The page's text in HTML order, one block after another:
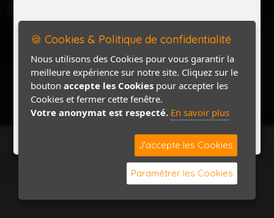
🍪 Cookies & Politique de confidentialité
Nous utilisons des Cookies pour vous garantir la
meilleure expérience sur notre site. Cliquez sur le
bouton accepte les Cookies pour accepter les
Cookies et fermer cette fenêtre.
Votre anonymat est respecté. En savoir plus
J'accepte les Cookies
Paramétrer les Cookies